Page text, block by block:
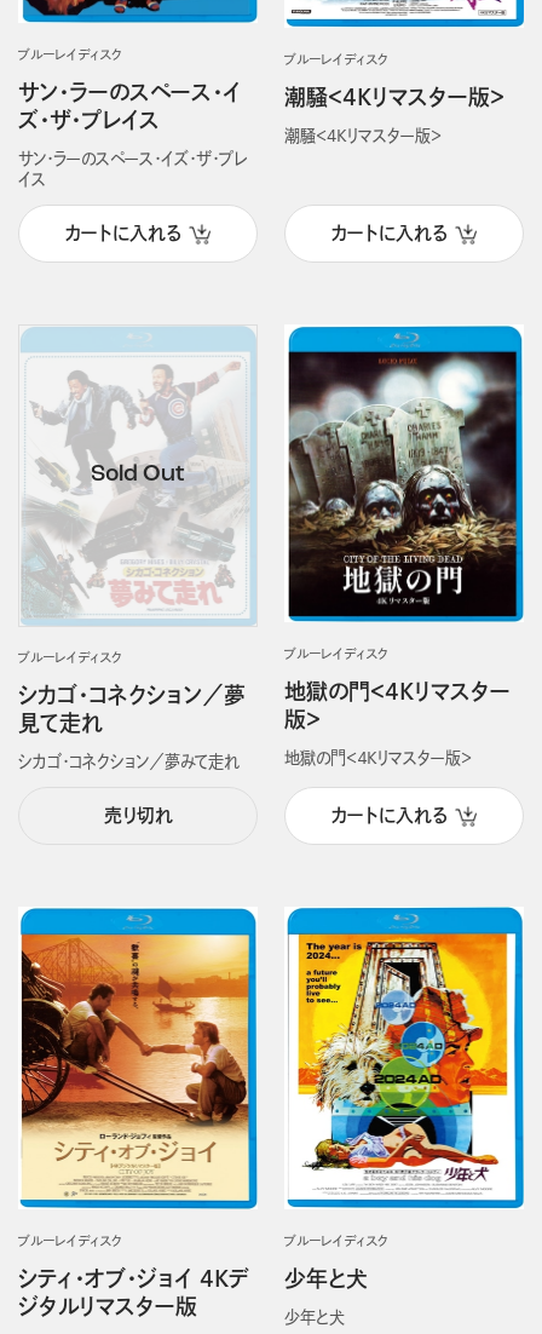
ブルーレイディスク
サン・ラーのスペース・イ
ズ・ザ・プレイス
サン・ラーのスペース・イズ・ザ・プレ
イス
カートに入れる
ブルーレイディスク
潮騒＜4Kリマスター版＞
潮騒＜4Kリマスター版＞
カートに入れる
ブルーレイディスク
シカゴ・コネクション／夢
見て走れ
シカゴ・コネクション／夢みて走れ
売り切れ
ブルーレイディスク
地獄の門＜4Kリマスター
版＞
地獄の門＜４Kリマスター版＞
カートに入れる
ブルーレイディスク
シティ・オブ・ジョイ 4Kデ
ジタルリマスター版
ブルーレイディスク
少年と犬
少年と犬